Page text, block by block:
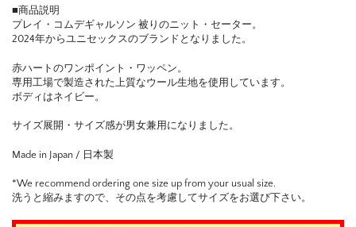
■商品説明
プレイ・コムデギャルソン 被りのニット・セーター。
2024年からユニセックスのブランドとなりました。
赤ハートのワンポイント・ワッペン。
専用工場で製造された上質なウール生地を使用しています。
ボディはネイビー。
サイズ展開・サイズ感が男女兼用になりました。
Made in Japan / 日本製
*We recommend ordering one size up from your usual size.
洗うと縮みますので、その点を考慮してサイズをお選び下さい。